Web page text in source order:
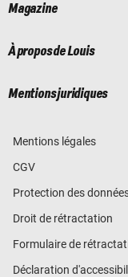
Magazine
À propos de Louis
Mentions juridiques
Mentions légales
CGV
Protection des
Droit de rétractation
Formulaire de
Déclaration